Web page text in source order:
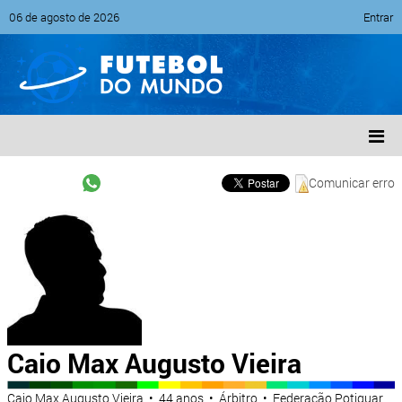
06 de agosto de 2026 Entrar
Comunicar erro
Caio Max Augusto Vieira
Caio Max Augusto Vieira • 44 anos • Árbitro • Federação Potiguar